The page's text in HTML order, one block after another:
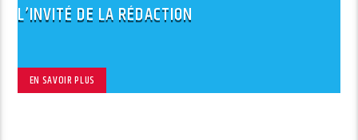
L’INVITÉ DE LA RÉDACTION
EN SAVOIR PLUS